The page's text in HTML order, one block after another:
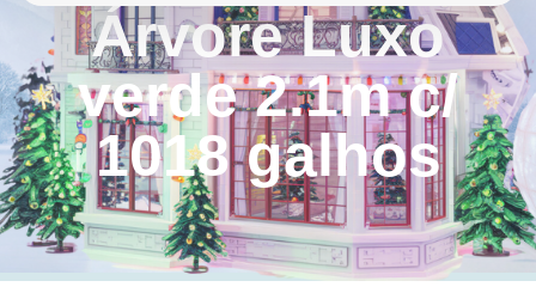
Árvore Luxo
verde 2.1m c/
1018 galhos